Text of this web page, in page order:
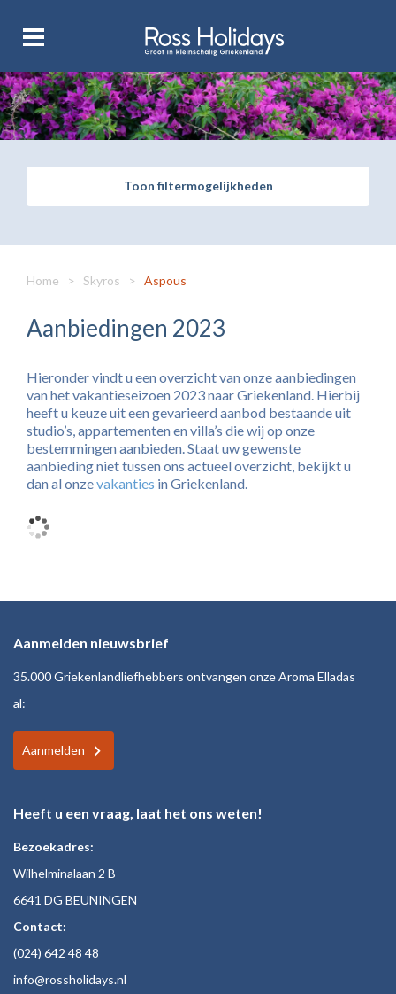
Toon filtermogelijkheden
Home > Skyros > Aspous
Aanbiedingen 2023
Hieronder vindt u een overzicht van onze aanbiedingen
van het vakantieseizoen 2023 naar Griekenland. Hierbij
heeft u keuze uit een gevarieerd aanbod bestaande uit
studio’s, appartementen en villa’s die wij op onze
bestemmingen aanbieden. Staat uw gewenste
aanbieding niet tussen ons actueel overzicht, bekijkt u
dan al onzevakanties in Griekenland.
Aanmelden nieuwsbrief
35.000 Griekenlandliefhebbers ontvangen onze Aroma Elladas
al:
Aanmelden
Heeft u een vraag, laat het ons weten!
Bezoekadres:
Wilhelminalaan 2 B
6641 DG BEUNINGEN
Contact:
(024) 642 48 48
info@rossholidays.nl